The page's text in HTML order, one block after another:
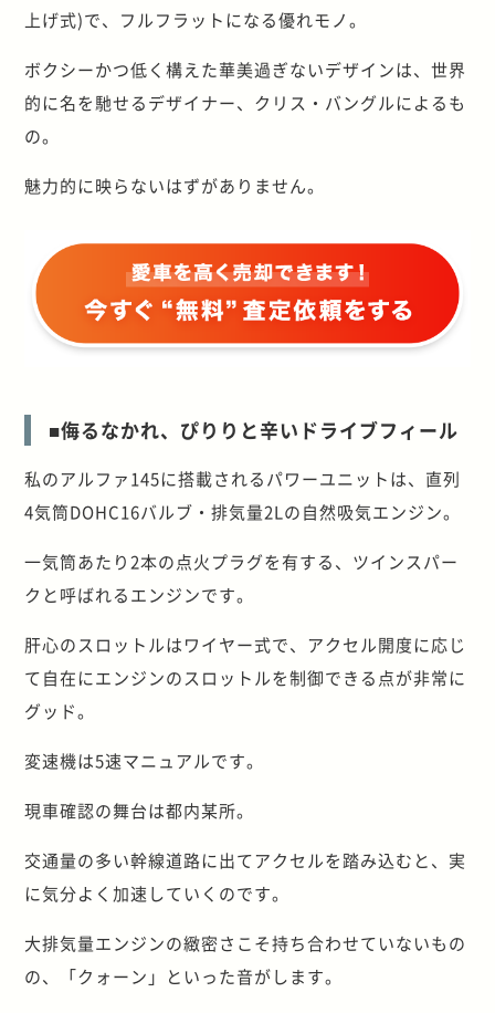
上げ式)で、フルフラットになる優れモノ。
ボクシーかつ低く構えた華美過ぎないデザインは、世界
的に名を馳せるデザイナー、クリス・バングルによるも
の。
魅力的に映らないはずがありません。
■侮るなかれ、ぴりりと辛いドライブフィール
私のアルファ145に搭載されるパワーユニットは、直列
4気筒DOHC16バルブ・排気量2Lの自然吸気エンジン。
一気筒あたり2本の点火プラグを有する、ツインスパー
クと呼ばれるエンジンです。
肝心のスロットルはワイヤー式で、アクセル開度に応じ
て自在にエンジンのスロットルを制御できる点が非常に
グッド。
変速機は5速マニュアルです。
現車確認の舞台は都内某所。
交通量の多い幹線道路に出てアクセルを踏み込むと、実
に気分よく加速していくのです。
大排気量エンジンの緻密さこそ持ち合わせていないもの
の、「クォーン」といった音がします。